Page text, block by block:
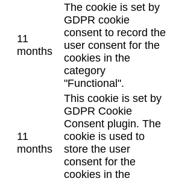
11
months
The cookie is set by
GDPR cookie
consent to record the
user consent for the
cookies in the
category
"Functional".
11
months
This cookie is set by
GDPR Cookie
Consent plugin. The
cookie is used to
store the user
consent for the
cookies in the